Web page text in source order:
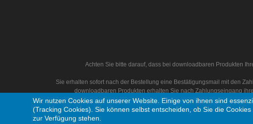
Achten Sie bitte darauf, dass bei downloadbaren Produkten
Sie erhalten sofort nach der Bestellung eine Bestätigungsmail mit den
downloadbaren Produkten erhalten Sie nach Zahlungseingang
Wir nutzen Cookies auf unserer Website. Einige von ihnen sind
(Tracking Cookies). Sie können selbst entscheiden, ob Sie die
zur Verfügung stehen.